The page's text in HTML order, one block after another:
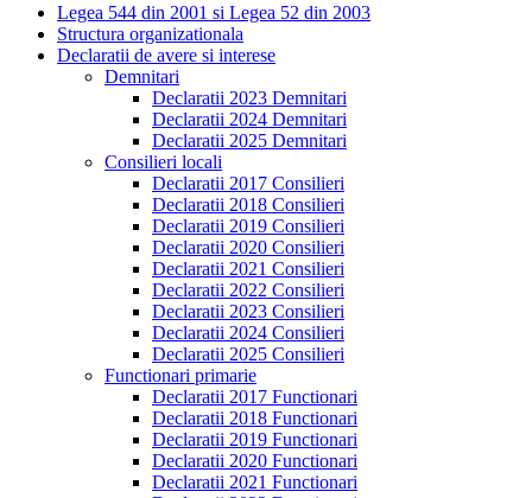
Legea 544 din 2001 si Legea 52 din 2003
Structura organizationala
Declaratii de avere si interese
Demnitari
Declaratii 2023 Demnitari
Declaratii 2024 Demnitari
Declaratii 2025 Demnitari
Consilieri locali
Declaratii 2017 Consilieri
Declaratii 2018 Consilieri
Declaratii 2019 Consilieri
Declaratii 2020 Consilieri
Declaratii 2021 Consilieri
Declaratii 2022 Consilieri
Declaratii 2023 Consilieri
Declaratii 2024 Consilieri
Declaratii 2025 Consilieri
Functionari primarie
Declaratii 2017 Functionari
Declaratii 2018 Functionari
Declaratii 2019 Functionari
Declaratii 2020 Functionari
Declaratii 2021 Functionari